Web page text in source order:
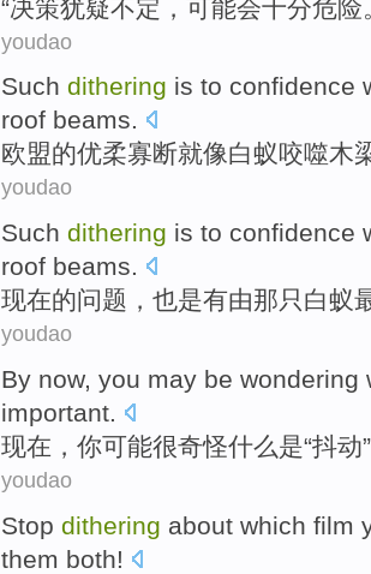
“决策犹疑不定， 可能会十分危险
youdao
Such dithering is to confidence
roof beams.
欧盟的优柔寡断就像白蚁咬噬木
youdao
Such dithering is to confidence
roof beams.
现在的问题， 也是有由那只 白蚁
youdao
By now, you may be wondering
important.
现在 ， 你可能很奇怪什么是“抖动
youdao
Stop dithering about which film
them both!